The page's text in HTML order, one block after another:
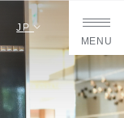
JP
MENU